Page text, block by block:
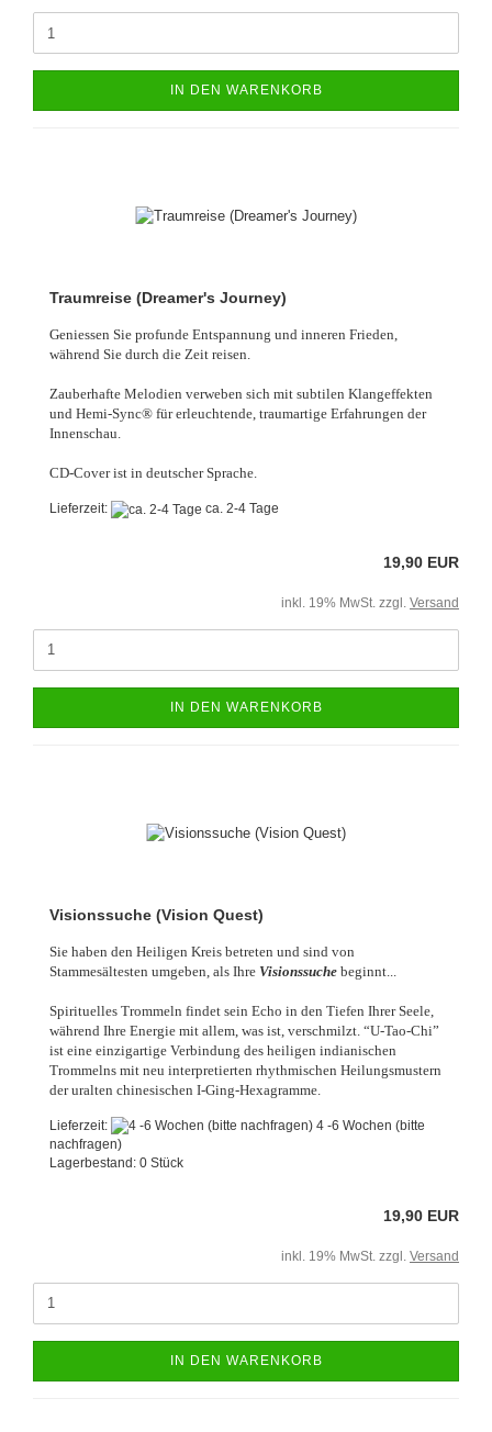
IN DEN WARENKORB
Traumreise (Dreamer's Journey)
Geniessen Sie profunde Entspannung und inneren Frieden,
während Sie durch die Zeit reisen.
Zauberhafte Melodien verweben sich mit subtilen Klangeffekten
und Hemi-Sync® für erleuchtende, traumartige Erfahrungen der
Innenschau.
CD-Cover ist in deutscher Sprache.
Lieferzeit: ca. 2-4 Tage
19,90 EUR
inkl. 19% MwSt. zzgl. Versand
IN DEN WARENKORB
Visionssuche (Vision Quest)
Sie haben den Heiligen Kreis betreten und sind von
Stammesältesten umgeben, als Ihre Visionssuche beginnt...
Spirituelles Trommeln findet sein Echo in den Tiefen Ihrer Seele,
während Ihre Energie mit allem, was ist, verschmilzt. “U-Tao-Chi”
ist eine einzigartige Verbindung des heiligen indianischen
Trommelns mit neu interpretierten rhythmischen Heilungsmustern
der uralten chinesischen I-Ging-Hexagramme.
Lieferzeit:
4 -6 Wochen (bitte
nachfragen)
Lagerbestand: 0 Stück
19,90 EUR
inkl. 19% MwSt. zzgl. Versand
IN DEN WARENKORB